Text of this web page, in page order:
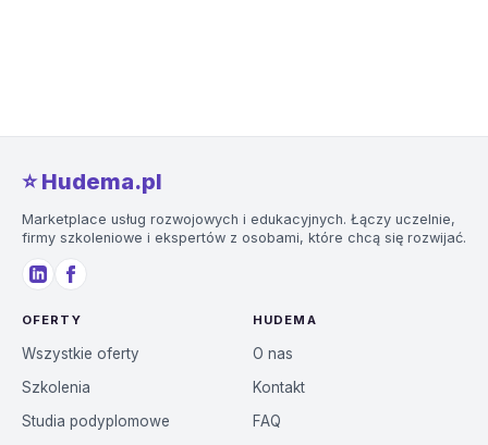
⭐️ Hudema.pl
Marketplace usług rozwojowych i edukacyjnych. Łączy uczelnie,
firmy szkoleniowe i ekspertów z osobami, które chcą się rozwijać.
OFERTY
Wszystkie oferty
Szkolenia
Studia podyplomowe
HUDEMA
O nas
Kontakt
FAQ